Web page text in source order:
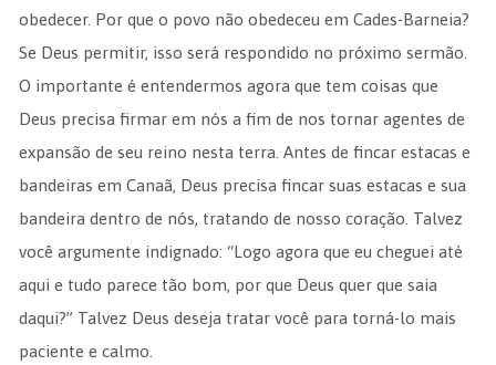
obedecer. Por que o povo não obedeceu em Cades-Barneia?
Se Deus permitir, isso será respondido no próximo sermão.
O importante é entendermos agora que tem coisas que
Deus precisa firmar em nós a fim de nos tornar agentes de
expansão de seu reino nesta terra. Antes de fincar estacas e
bandeiras em Canaã, Deus precisa fincar suas estacas e sua
bandeira dentro de nós, tratando de nosso coração. Talvez
você argumente indignado: “Logo agora que eu cheguei até
aqui e tudo parece tão bom, por que Deus quer que saia
daqui?” Talvez Deus deseja tratar você para torná-lo mais
paciente e calmo.